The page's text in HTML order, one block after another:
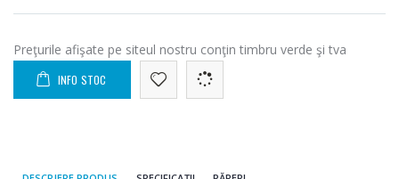
Preţurile afişate pe siteul nostru conţin timbru verde şi tva
INFO STOC
199,00 Lei 299,00 Lei